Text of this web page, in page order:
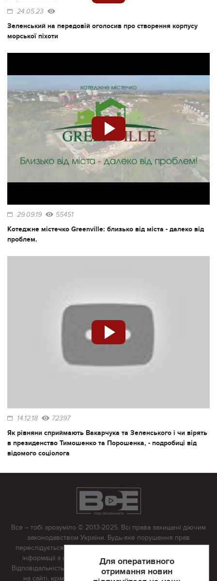
24.05.23
Зеленський на передовій оголосив про створення корпусу
морської піхоти
29.09.19 55451
Котеджне містечко Greenville: близько від міста - далеко від
проблем.
14.12.18 72397
Як рівняни сприймають Вакарчука та Зеленського і чи вірять
в президенство Тимошенко та Порошенка, - подробиці від
відомого соціолога
Для оперативного
отримання новин
Все – тобі зрозуміло © 2013-2025. Всі права захищені діючим
законодавством України. Будь-яке порушення прав
переслідується в судовому порядку. Будь-яке відтворення
інформації з сайту тільки з письмово дозволу редакції.
Відповідальність за достовірність усіх матеріалів, розміщених
на сайті, крім матеріалів, які містять посилання на інші